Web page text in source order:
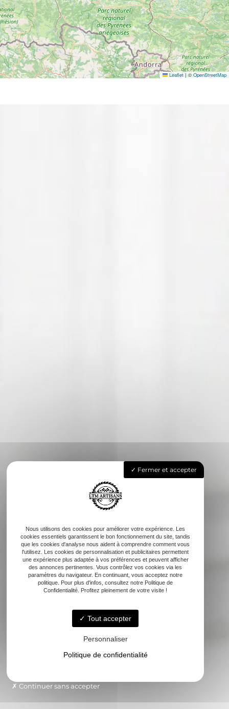
Leaflet |©OpenStreetMap
Fermer et accepter
Nous utilisons des cookies pour améliorer votre expérience. Les
cookies essentiels garantissent le bon fonctionnement du site, tandis
que les cookies d'analyse nous aident à comprendre comment vous
l'utilisez. Les cookies de personnalisation et publicitaires permettent
une expérience plus adaptée à vos préférences et peuvent afficher
des annonces pertinentes. Vous contrôlez vos cookies via les
paramètres du navigateur. En continuant, vous acceptez notre
politique. Pour plus d'infos, consultez notre Politique de
Confidentialité. Profitez pleinement de votre visite !
Tout accepter
Personnaliser
Politique de confidentialité
Continuer sans accepter